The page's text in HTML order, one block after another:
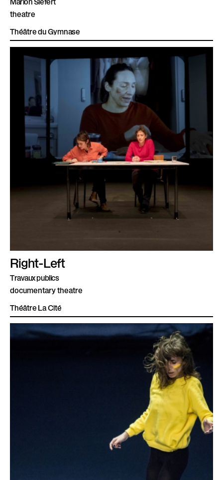
theatre
Théâtre du Gymnase
Right-Left
Travaux publics
documentary theatre
Théâtre La Cité